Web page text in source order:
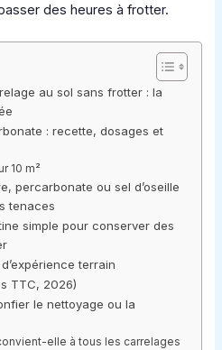
des heures à frotter.
au sol sans frotter : la
: recette, dosages et
10 m²
percarbonate ou sel d’oseille
tenaces
simple pour conserver des
terrain
TTC, 2026)
le nettoyage ou la
elle à tous les carrelages